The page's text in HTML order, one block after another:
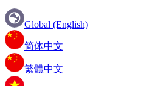
Global (English)
简体中文
繁體中文